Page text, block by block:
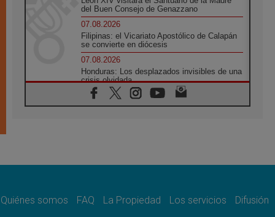
del Buen Consejo de Genazzano
07.08.2026
Filipinas: el Vicariato Apostólico de Calapán
se convierte en diócesis
07.08.2026
Honduras: Los desplazados invisibles de una
crisis olvidada
07.08.2026
Bokalic: "En Argentina el Papa León señalará
07.08.2026
07.08.2026
Quiénes somos FAQ La Propiedad Los servicios
Difusión